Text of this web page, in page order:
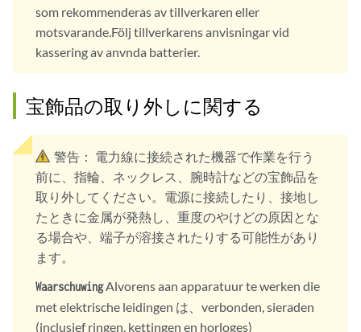
som rekommenderas av tillverkaren eller
motsvarande.Följ tillverkarens anvisningar vid
kassering av anvnda batterier.
宝飾品の取り外しに関する
警告： 電力線に接続された機器で作業を行う
前に、指輪、ネックレス、腕時計などの宝飾品を
取り外してください。電源に接続したり、接地し
たときに金属が発熱し、重度のやけどの原因とな
る場合や、端子が溶接されたりする可能性があり
ます。
WaarschuwingAlvorens aan apparatuur te werken die
met elektrische leidingen は、verbonden, sieraden
(inclusief ringen, kettingen en horloges)